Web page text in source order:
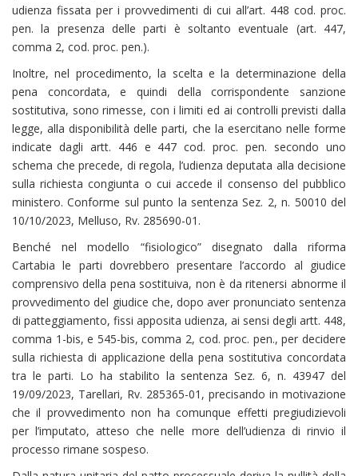
udienza fissata per i provvedimenti di cui all’art. 448 cod. proc.
pen. la presenza delle parti è soltanto eventuale (art. 447,
comma 2, cod. proc. pen.).
Inoltre, nel procedimento, la scelta e la determinazione della
pena concordata, e quindi della corrispondente sanzione
sostitutiva, sono rimesse, con i limiti ed ai controlli previsti dalla
legge, alla disponibilità delle parti, che la esercitano nelle forme
indicate dagli artt. 446 e 447 cod. proc. pen. secondo uno
schema che precede, di regola, l’udienza deputata alla decisione
sulla richiesta congiunta o cui accede il consenso del pubblico
ministero. Conforme sul punto la sentenza Sez. 2, n. 50010 del
10/10/2023, Melluso, Rv. 285690-01.
Benché nel modello “fisiologico” disegnato dalla riforma
Cartabia le parti dovrebbero presentare l’accordo al giudice
comprensivo della pena sostituiva, non è da ritenersi abnorme il
provvedimento del giudice che, dopo aver pronunciato sentenza
di patteggiamento, fissi apposita udienza, ai sensi degli artt. 448,
comma 1-bis, e 545-bis, comma 2, cod. proc. pen., per decidere
sulla richiesta di applicazione della pena sostitutiva concordata
tra le parti. Lo ha stabilito la sentenza Sez. 6, n. 43947 del
19/09/2023, Tarellari, Rv. 285365-01, precisando in motivazione
che il provvedimento non ha comunque effetti pregiudizievoli
per l’imputato, atteso che nelle more dell’udienza di rinvio il
processo rimane sospeso.